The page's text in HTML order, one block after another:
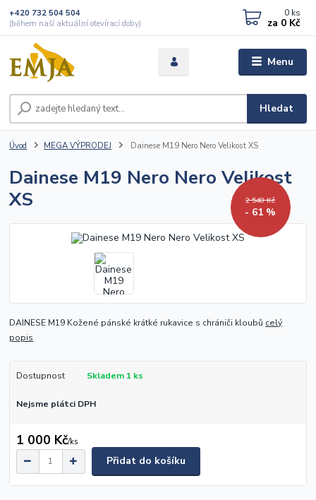
Menu
Hledat
+420 732 504 504
(během naší aktuální otevírací doby)
0 ks
za 0 Kč
Úvod MEGA VÝPRODEJ Dainese M19 Nero Nero Velikost XS
Dainese M19 Nero Nero Velikost
XS
2 540 Kč
- 61 %
DAINESE M19 Kožené pánské krátké rukavice s chrániči kloubů celý
popis
Dostupnost Skladem 1 ks
Nejsme plátci DPH
1 000 Kč/ks
Přidat do košíku